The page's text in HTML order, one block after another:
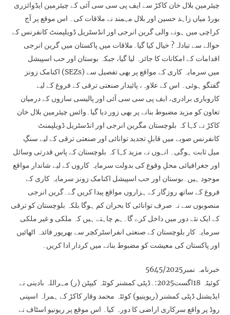
چیئرمین بلال خان کاکڑ سے ایف پی سی سی آئی کے چیئرمین ایڈوائزری
بورڈ میاں زاہد حسین اور بلال مہمند نے ملاقات کی۔ اس موقع پر آج
کراچی میں ہونے والی گرین انرجی اور انڈسٹریل ڈویلپمنٹ کانفرنس کے
حوالے سے تبادلہ? خیال کیا گیا۔ملاقات میں پاکستان میں گرین انرجی
اقدامات کے امکانات کا جائزہ لیا گیا، جبکہ بوستان اور حب اسپیشل
اکنامک زونز (SEZs) میں سرمایہ کاری کے مواقع پر بھی تفصیل سے
گفتگو ہوئی۔ اس کے علاوہ، پائیدار صنعتی ترقی کے فروغ کے لیے
کاروباری برادری، ایف پی سی سی آئی اور پالیسی سازوں کے درمیان
تعاون کو مزید مضبوط بنانے پر بھی زور دیا گیا۔وائس چیئرمین بلال خان
کاکڑ نے کہا کہ بلوچستان مگرین انرجی اور انڈسٹریل ڈویلپمنٹ
کانفرنس صوبے میں قابلِ تجدید توانائی اور صنعتی ترقی کے لیے سنگِ
میل ثابت ہوگی۔ انہوں نے مزید کہا کہ بلوچستان کے پاس قدرتی وسائل
اور جغرافیائی محلِ وقوع کی بدولت سرمایہ کاروں کے لیے شاندار مواقع
موجود ہیں۔بوستان اور حب اسپیشل اکنامک زونز سرمایہ کاری کے
فروغ کے ساتھ روزگار کے ہزاروں مواقع پیدا کریں گے۔گرین انرجی
منصوبوں سے نہ صرف توانائی کا بحران کم ہوگا بلکہ بلوچستان کو ترقی
کے ایک نئے دور میں داخل کرے گا۔ہم چاہتے ہیں کہ ملکی و غیر ملکی
سرمایہ کار بلوچستان کے صنعتی انفراسٹرکچر سے بھرپور فائدہ اٹھائیں
اور پاکستان کی معیشت کو مضبوط بنانے میں کردار ادا کریں۔
خبرنامہ نمبر5645/2025
کوئیٹہ 18اگست2025:۔ڈپٹی کمشنر کوئٹہ کیپٹن (ر) مہراللہ بادینی نے
ایڈیشنل ڈپٹی کمشنر (ریوینیو) کوئٹہ محمد وقار کاکڑ کے ہمراہ اسپنی
روڈ پر واقع سرکاری اراضی کا دورہ کیا۔ اس موقع پر ریونیو اسٹاف نے